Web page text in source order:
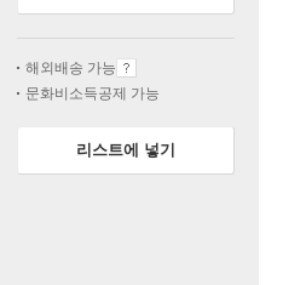
해외배송 가능
문화비소득공제 가능
리스트에 넣기